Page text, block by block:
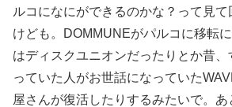
ルコになにができるのかな？って見
けども。DOMMUNEがパルコに移転
はディスクユニオンだったりとか昔
っていた人がお世話になっていた
屋さんが復活したりするみたいで。